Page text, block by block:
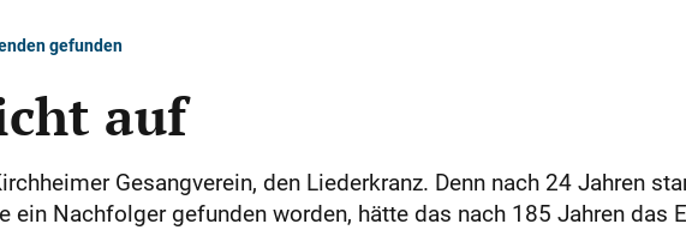
gefunden
auf
Gesangverein, den Liederkranz. Denn nach 24 Jahren
Nachfolger gefunden worden, hätte das nach 185 Jahren das